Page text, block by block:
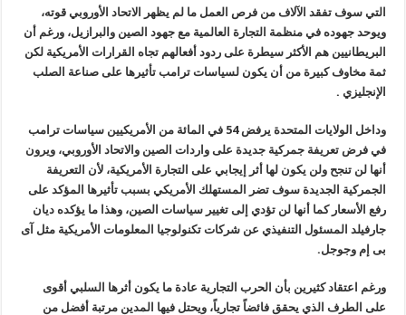
التي سوف تفقد الآلاف من فرص العمل ما لم يظهر الاتحاد الأوروبي قوته،
ويوحد جهوده في منظمة التجارة العالمية مع جهود الصين والبرازيل، ورغم أن
البريطانيين هم الأكثر سيطرة على ردود أفعالهم تجاه القرارات الأمريكية لكن
ثمة مخاوف كبيرة من أن يكون لسياسات ترامب تأثيرها على صناعة الصلب
الإنجليزي .
وداخل الولايات المتحدة يرفض 54 في المائة من الأمريكيين سياسات ترامب
في فرض تعريفة جمركية جديدة على واردات الصين والاتحاد الأوروبي، ويرون
أنها لن تنجح ولن يكون لها أثر إيجابي على التجارة الأمريكية، لأن التعريفة
الجمركية الجديدة سوف تضر المستهلك الأمريكي بسبب تأثيرها المؤكد على
رفع الأسعار كما أنها لن تؤدي إلى تغيير سياسات الصين، وهذا ما يؤكده ديان
جارفيلد المسئول التنفيذي عن شركات تكنولوجيا المعلومات الأمريكية مثل آى
بى إم وجوجل.
ورغم اعتقاد كثيرين بأن الحرب التجارية عادة ما يكون أثرها السلبي أقوى
على الطرف الذي يحقق فائضاً تجارياً، ويحتل فيها المدين مرتبة أفضل من